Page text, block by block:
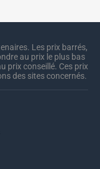
Les prix barrés,
au prix le plus bas
prix conseillé. Ces prix
des sites concernés.